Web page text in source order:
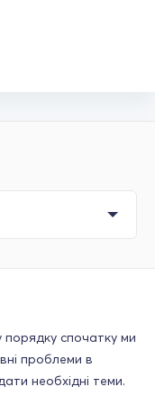
спочатку ми
проблеми в
необхідні теми.